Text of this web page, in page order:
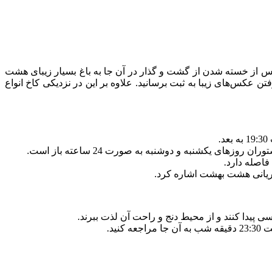
از خسته شدن از گشت و گذار در آن جا به باغ بسیار زیبای هشت
زیبا به ثبت برسانید. علاوه بر این در نزدیکی کاخ انواع
یکشنبه و دوشنبه به صورت 24 ساعته باز است.
هشت بهشت اشاره کرد.